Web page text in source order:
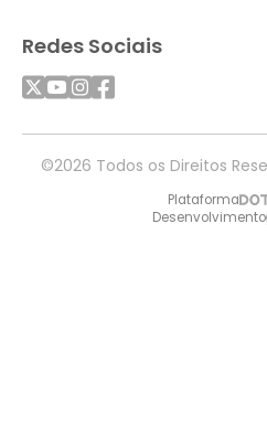
Redes Sociais
©2026 Todos os Direitos
Plataforma
Desenvolvimento